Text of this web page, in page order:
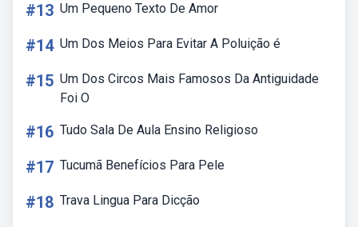
#13 Um Pequeno Texto De Amor
#14 Um Dos Meios Para Evitar A Poluição é
#15 Um Dos Circos Mais Famosos Da Antiguidade
Foi O
#16 Tudo Sala De Aula Ensino Religioso
#17 Tucumã Benefícios Para Pele
#18 Trava Lingua Para Dicção